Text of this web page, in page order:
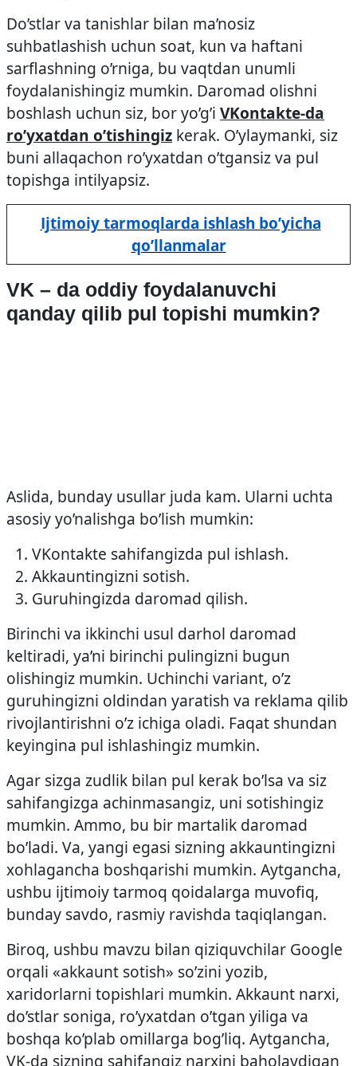
Do’stlar va tanishlar bilan ma’nosiz
suhbatlashish uchun soat, kun va haftani
sarflashning o’rniga, bu vaqtdan unumli
foydalanishingiz mumkin. Daromad olishni
boshlash uchun siz, bor yo’g’i VKontakte-da
ro’yxatdan o’tishingiz kerak. O’ylaymanki, siz
buni allaqachon ro’yxatdan o’tgansiz va pul
topishga intilyapsiz.
Ijtimoiy tarmoqlarda ishlash bo’yicha
qo’llanmalar
VK – da oddiy foydalanuvchi
qanday qilib pul topishi mumkin?
Aslida, bunday usullar juda kam. Ularni uchta
asosiy yo’nalishga bo’lish mumkin:
VKontakte sahifangizda pul ishlash.
Akkauntingizni sotish.
Guruhingizda daromad qilish.
Birinchi va ikkinchi usul darhol daromad
keltiradi, ya’ni birinchi pulingizni bugun
olishingiz mumkin. Uchinchi variant, o’z
guruhingizni oldindan yaratish va reklama qilib
rivojlantirishni o’z ichiga oladi. Faqat shundan
keyingina pul ishlashingiz mumkin.
Agar sizga zudlik bilan pul kerak bo’lsa va siz
sahifangizga achinmasangiz, uni sotishingiz
mumkin. Ammo, bu bir martalik daromad
bo’ladi. Va, yangi egasi sizning akkauntingizni
xohlagancha boshqarishi mumkin. Aytgancha,
ushbu ijtimoiy tarmoq qoidalarga muvofiq,
bunday savdo, rasmiy ravishda taqiqlangan.
Biroq, ushbu mavzu bilan qiziquvchilar Google
orqali «akkaunt sotish» so’zini yozib,
xaridorlarni topishlari mumkin. Akkaunt narxi,
do’stlar soniga, ro’yxatdan o’tgan yiliga va
boshqa ko’plab omillarga bog’liq. Aytgancha,
VK-da sizning sahifangiz narxini baholaydigan